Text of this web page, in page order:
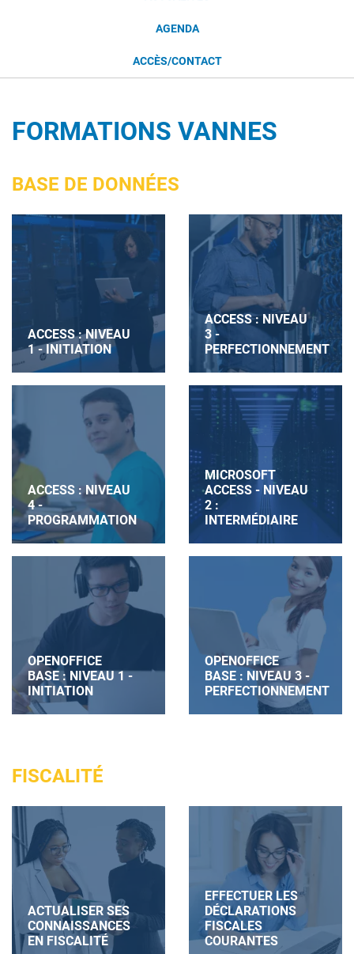
AGENDA
ACCÈS/CONTACT
FORMATIONS VANNES
BASE DE DONNÉES
ACCESS : NIVEAU
1 - INITIATION
ACCESS : NIVEAU
3 -
PERFECTIONNEMENT
ACCESS : NIVEAU
4 -
PROGRAMMATION
MICROSOFT
ACCESS - NIVEAU
2 :
INTERMÉDIAIRE
OPENOFFICE
BASE : NIVEAU 1 -
INITIATION
OPENOFFICE
BASE : NIVEAU 3 -
PERFECTIONNEMENT
FISCALITÉ
ACTUALISER SES
CONNAISSANCES
EN FISCALITÉ
EFFECTUER LES
DÉCLARATIONS
FISCALES
COURANTES